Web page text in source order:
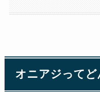
オニアジってど